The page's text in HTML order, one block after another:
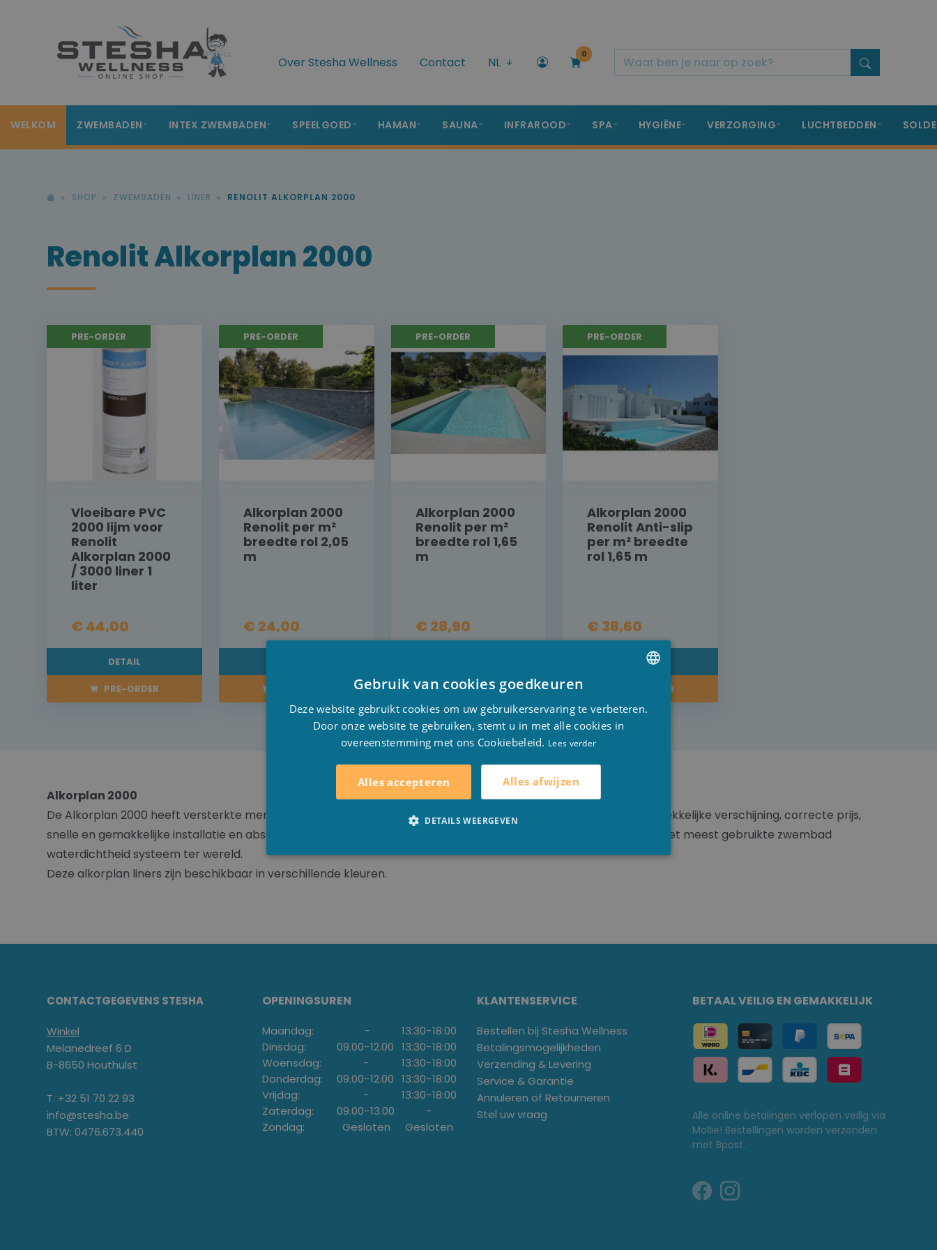
Over Stesha Wellness Contact NL
0
WELKOM ZWEMBADEN INTEX ZWEMBADEN SPEELGOED HAMAN SAUNA INFRAROOD SPA HYGIËNE VERZORGING LUCHTBEDDEN
SHOP ZWEMBADEN LINER RENOLIT ALKORPLAN 2000
Renolit Alkorplan 2000
PRE-ORDER
Vloeibare PVC
2000 lijm voor
Renolit
Alkorplan 2000
/ 3000 liner 1
liter
€ 44,00
DETAIL
PRE-ORDER
PRE-ORDER
Alkorplan 2000
Renolit per m²
breedte rol 2,05
m
€ 24,00
PRE-ORDER
Alkorplan 2000
Renolit per m²
breedte rol 1,65
m
€ 28,90
PRE-ORDER
PRE-ORDER
Alkorplan 2000
Renolit Anti-slip
per m² breedte
rol 1,65 m
€ 38,60
DETAIL
PRE-ORDER
Alkorplan 2000
De Alkorplan 2000 heeft versterkte membranen en zijn de meest gewilde zwembadliners in de wereld. Hun aantrekkelijke verschijning, correcte prijs,
snelle en gemakkelijke installatie en absolute waterdichtheid, met 10 jaar garantie, heeft deze folie gebracht tot het meest gebruikte zwembad
waterdichtheid systeem ter wereld.
Deze alkorplan liners zijn beschikbaar in verschillende kleuren.
CONTACTGEGEVENS STESHA
Winkel
Melanedreef 6 D
B-8650 Houthulst
T. +32 51 70 22 93
info@stesha.be
BTW: 0476.673.440
OPENINGSUREN
Maandag: - 13:30-18:00
Dinsdag:
09.00-12.00 13:30-18:00
Woensdag:
- 13:30-18:00
Donderdag:
09.00-12.00 13:30-18:00
Vrijdag:
- 13:30-18:00
Zaterdag:
09.00-13.00
-
Zondag:
Gesloten Gesloten
KLANTENSERVICE
Bestellen bij Stesha Wellness
Betalingsmogelijkheden
Verzending & Levering
Service & Garantie
Annuleren of Retourneren
Stel uw vraag
BETAAL VEILIG EN GEMAKKELIJK
Alle online betalingen verlopen veilig via
Mollie! Bestellingen worden verzonden
met Bpost.
Gebruik van cookies goedkeuren
Deze website gebruikt cookies om uw gebruikerservaring te verbeteren.
Door onze website te gebruiken, stemt u in met alle cookies in
overeenstemming met ons Cookiebeleid. Lees verder
Alles accepteren Alles afwijzen
DETAILS WEERGEVEN